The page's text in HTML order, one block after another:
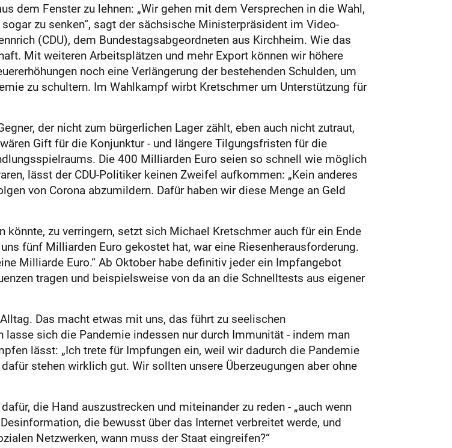
dem Fens­ter zu lehnen: „Wir gehen mit dem Versprechen in die Wahl,
zu senken“, sagt der sächsische Ministerpräsident im Video-
(CDU), dem Bundestagsabgeordneten aus Kirchheim. Wie das
Mit weiteren Arbeitsplätzen und mehr Export können wir höhere
noch eine Verlängerung der bestehenden Schulden, um
zu schultern. Im Wahlkampf wirbt Kretschmer um Unterstützung für
der nicht zum bürgerlichen Lager zählt, eben auch nicht zutraut,
Gift für die Konjunktur - und längere Tilgungsfristen für die
Die 400 Milliarden Euro seien so schnell wie möglich
lässt der CDU-Politiker keinen Zweifel aufkommen: „Kein anderes
von Corona abzumildern. Dafür haben wir diese Menge an Geld
zu verringern, setzt sich Michael Kretschmer auch für ein Ende
fünf Milliarden Euro gekostet hat, war eine Riesenherausforderung.
Milliarde Euro.“ Ab Oktober habe definitiv jeder ein Impfangebot
tragen und beispielsweise von da an die Schnelltests aus eigener
Das macht etwas mit uns, das führt zu seelischen
lasse sich die Pandemie indessen nur durch Immunität - indem man
lässt: „Ich trete für Impfungen ein, weil wir dadurch die Pandemie
stehen wirklich gut. Wir sollten unsere Überzeugungen aber ohne
die Hand auszustrecken und miteinander zu reden - „auch wenn
die bewusst über das Internet verbreitet werde, und
Netzwerken, wann muss der Staat eingreifen?“